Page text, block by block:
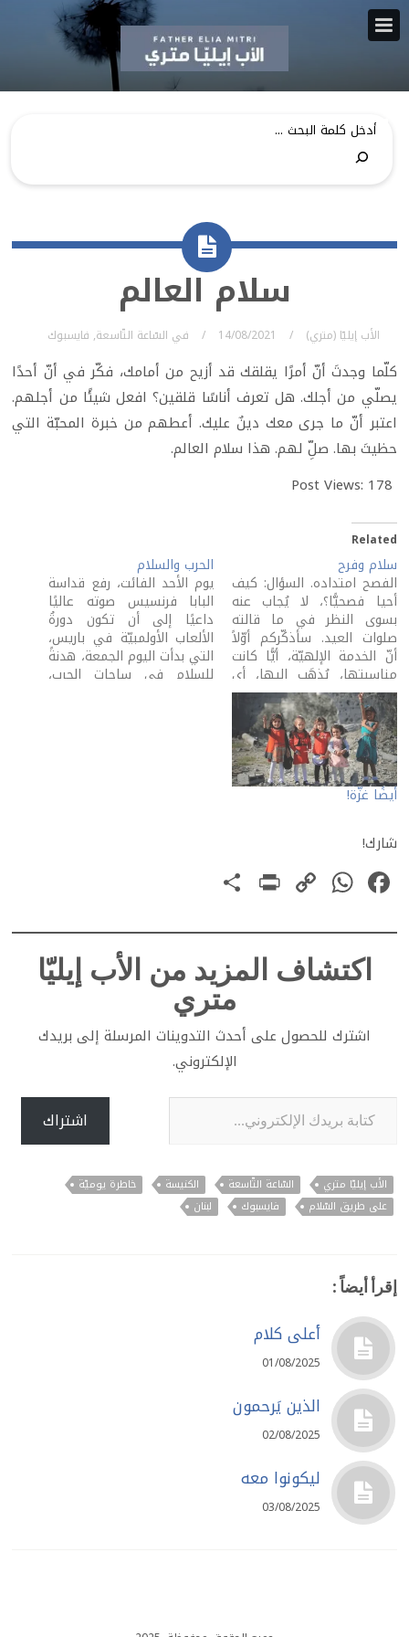
سلام العالم
الأب إيليّا (متري) 14/08/2021 في السّاعة التّاسعة, فايسبوك
كلّما وجدتَ أنّ أمرًا يقلقك قد أزيح من أمامك، فكّر في أنّ أحدًا
يصلّي من أجلك. هل تعرف أناسًا قلقين؟ افعل شيئًا من أجلهم.
اعتبر أنّ ما جرى معك دينٌ عليك. أعطهم من خبرة المحبّة التي
حظيتَ بها. صلِّ لهم. هذا سلام العالم.
Post Views: 178
Related
سلام وفرح
الفصح امتداده. السؤال: كيف
أحيا فصحيًّا؟، لا يُجاب عنه
بسوى النظر في ما قالته
صلوات العيد. سأذكّركم أوّلاً
أنّ الخدمة الإلهيّة، أيًّا كانت
مناسبتها، يُذهَب إليها، أي
يَستعدُّ المؤمنُ لها، ثمّ
يحملها معه في خروجه
منها. الفصح معلوم
الاستعداد له. السؤال ما الذي
يحضّنا الفصح على أن نحمله
في خروجنا…
الحرب والسلام
يوم الأحد الفائت، رفع قداسة
البابا فرنسيس صوته عاليًا
داعيًا إلى أن تكون دورةُ
الألعاب الأولمبيّة في باريس،
التي بدأت اليوم الجمعة، هدنةً
للسلام في ساحات الحرب،
أيضًا غزّة!
شارك!
Facebook
WhatsApp
Copy
PrintFriendly
اكتشاف المزيد من الأب إيليّا
متري
اشترك للحصول على أحدث التدوينات المرسلة إلى بريدك
الإلكتروني.
كتابة بريدك الإلكتروني...
اشتراك
الأب إيليّا متري السّاعة التّاسعة الكنيسة
خاطرة يوميّة
على طريق السّلام
فايسبوك لبنان
إقرأ أيضاً :
أعلى كلام
01/08/2025
الذين يَرحمون
02/08/2025
ليكونوا معه
03/08/2025